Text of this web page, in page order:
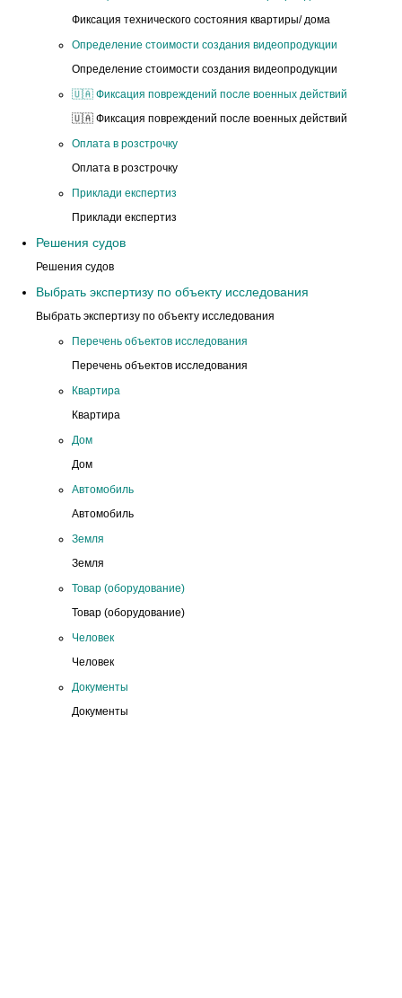
Фиксация технического состояния квартиры/ дома
Определение стоимости создания видеопродукции
Определение стоимости создания видеопродукции
🇺🇦 Фиксация повреждений после военных действий
🇺🇦 Фиксация повреждений после военных действий
Оплата в розстрочку
Оплата в розстрочку
Приклади експертиз
Приклади експертиз
Решения судов
Решения судов
Выбрать экспертизу по объекту исследования
Выбрать экспертизу по объекту исследования
Перечень объектов исследования
Перечень объектов исследования
Квартира
Квартира
Дом
Дом
Автомобиль
Автомобиль
Земля
Земля
Товар (оборудование)
Товар (оборудование)
Человек
Человек
Документы
Документы